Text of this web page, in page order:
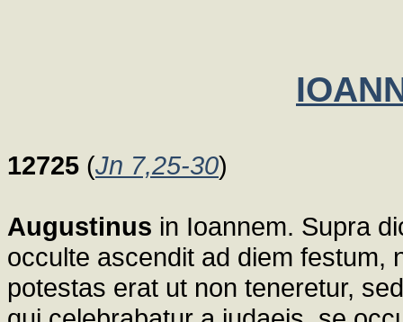
12725 (Jn 7,25-30)
Augustinus in Ioannem. Supra
occulte ascendit ad diem festum,
potestas erat ut non teneretur,